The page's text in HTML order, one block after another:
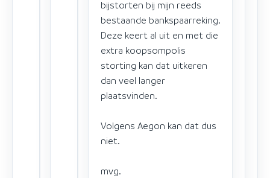
bijstorten bij mijn reeds
bestaande bankspaarreking.
Deze keert al uit en met die
extra koopsompolis
storting kan dat uitkeren
dan veel langer
plaatsvinden.
Volgens Aegon kan dat dus
niet.
mvg.